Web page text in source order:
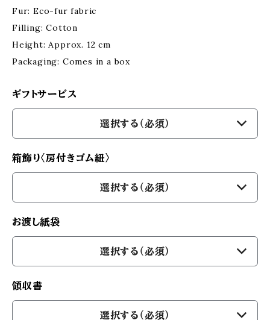
Fur: Eco-fur fabric
Filling: Cotton
Height: Approx. 12 cm
Packaging: Comes in a box
ギフトサービス
選択する（必須）
箱飾り〈房付きゴム紐〉
選択する（必須）
お渡し紙袋
選択する（必須）
領収書
選択する（必須）